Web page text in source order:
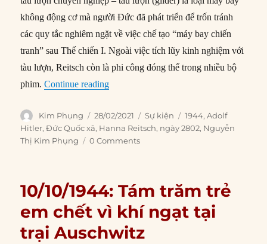
không động cơ mà người Đức đã phát triển để trốn tránh
các quy tắc nghiêm ngặt về việc chế tạo “máy bay chiến
tranh” sau Thế chiến I. Ngoài việc tích lũy kinh nghiệm với
tàu lượn, Reitsch còn là phi công đóng thế trong nhiều bộ
phim.Continue reading“28/02/1944: Hanna Reitsch đề xuất
Author
Kim Phụng
Posted
on
28/02/2021 Categories
Sự kiện Tags
1944,Adolf
Hitler,Đức Quốc xã, Hanna Reitsch, ngày 2802, Nguyễn
Thị Kim Phụng
0 Comments
10/10/1944: Tám trăm trẻ
em chết vì khí ngạt tại
trại Auschwitz